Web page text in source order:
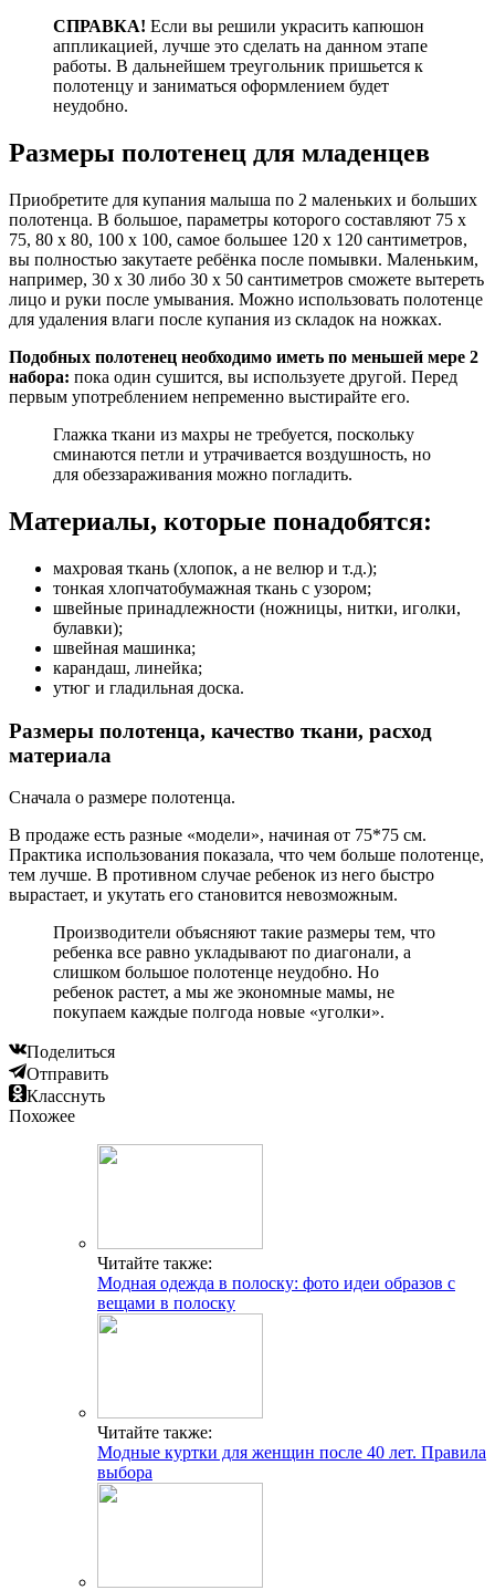
СПРАВКА! Если вы решили украсить капюшон
аппликацией, лучше это сделать на данном этапе
работы. В дальнейшем треугольник пришьется к
полотенцу и заниматься оформлением будет
неудобно.
Размеры полотенец для младенцев
Приобретите для купания малыша по 2 маленьких и больших
полотенца. В большое, параметры которого составляют 75 х
75, 80 х 80, 100 х 100, самое большее 120 х 120 сантиметров,
вы полностью закутаете ребёнка после помывки. Маленьким,
например, 30 х 30 либо 30 х 50 сантиметров сможете вытереть
лицо и руки после умывания. Можно использовать полотенце
для удаления влаги после купания из складок на ножках.
Подобных полотенец необходимо иметь по меньшей мере 2
набора: пока один сушится, вы используете другой. Перед
первым употреблением непременно выстирайте его.
Глажка ткани из махры не требуется, поскольку
сминаются петли и утрачивается воздушность, но
для обеззараживания можно погладить.
Материалы, которые понадобятся:
махровая ткань (хлопок, а не велюр и т.д.);
тонкая хлопчатобумажная ткань с узором;
швейные принадлежности (ножницы, нитки, иголки,
булавки);
швейная машинка;
карандаш, линейка;
утюг и гладильная доска.
Размеры полотенца, качество ткани, расход
материала
Сначала о размере полотенца.
В продаже есть разные «модели», начиная от 75*75 см.
Практика использования показала, что чем больше полотенце,
тем лучше. В противном случае ребенок из него быстро
вырастает, и укутать его становится невозможным.
Производители объясняют такие размеры тем, что
ребенка все равно укладывают по диагонали, а
слишком большое полотенце неудобно. Но
ребенок растет, а мы же экономные мамы, не
покупаем каждые полгода новые «уголки».
Поделиться
Отправить
Класснуть
Похожее
Читайте также:
Модная одежда в полоску: фото идеи образов с
вещами в полоску
Читайте также:
Модные куртки для женщин после 40 лет. Правила
выбора